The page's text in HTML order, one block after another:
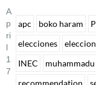
A
P
Ri
L
1
7
apc boko haram
elecciones
INEC